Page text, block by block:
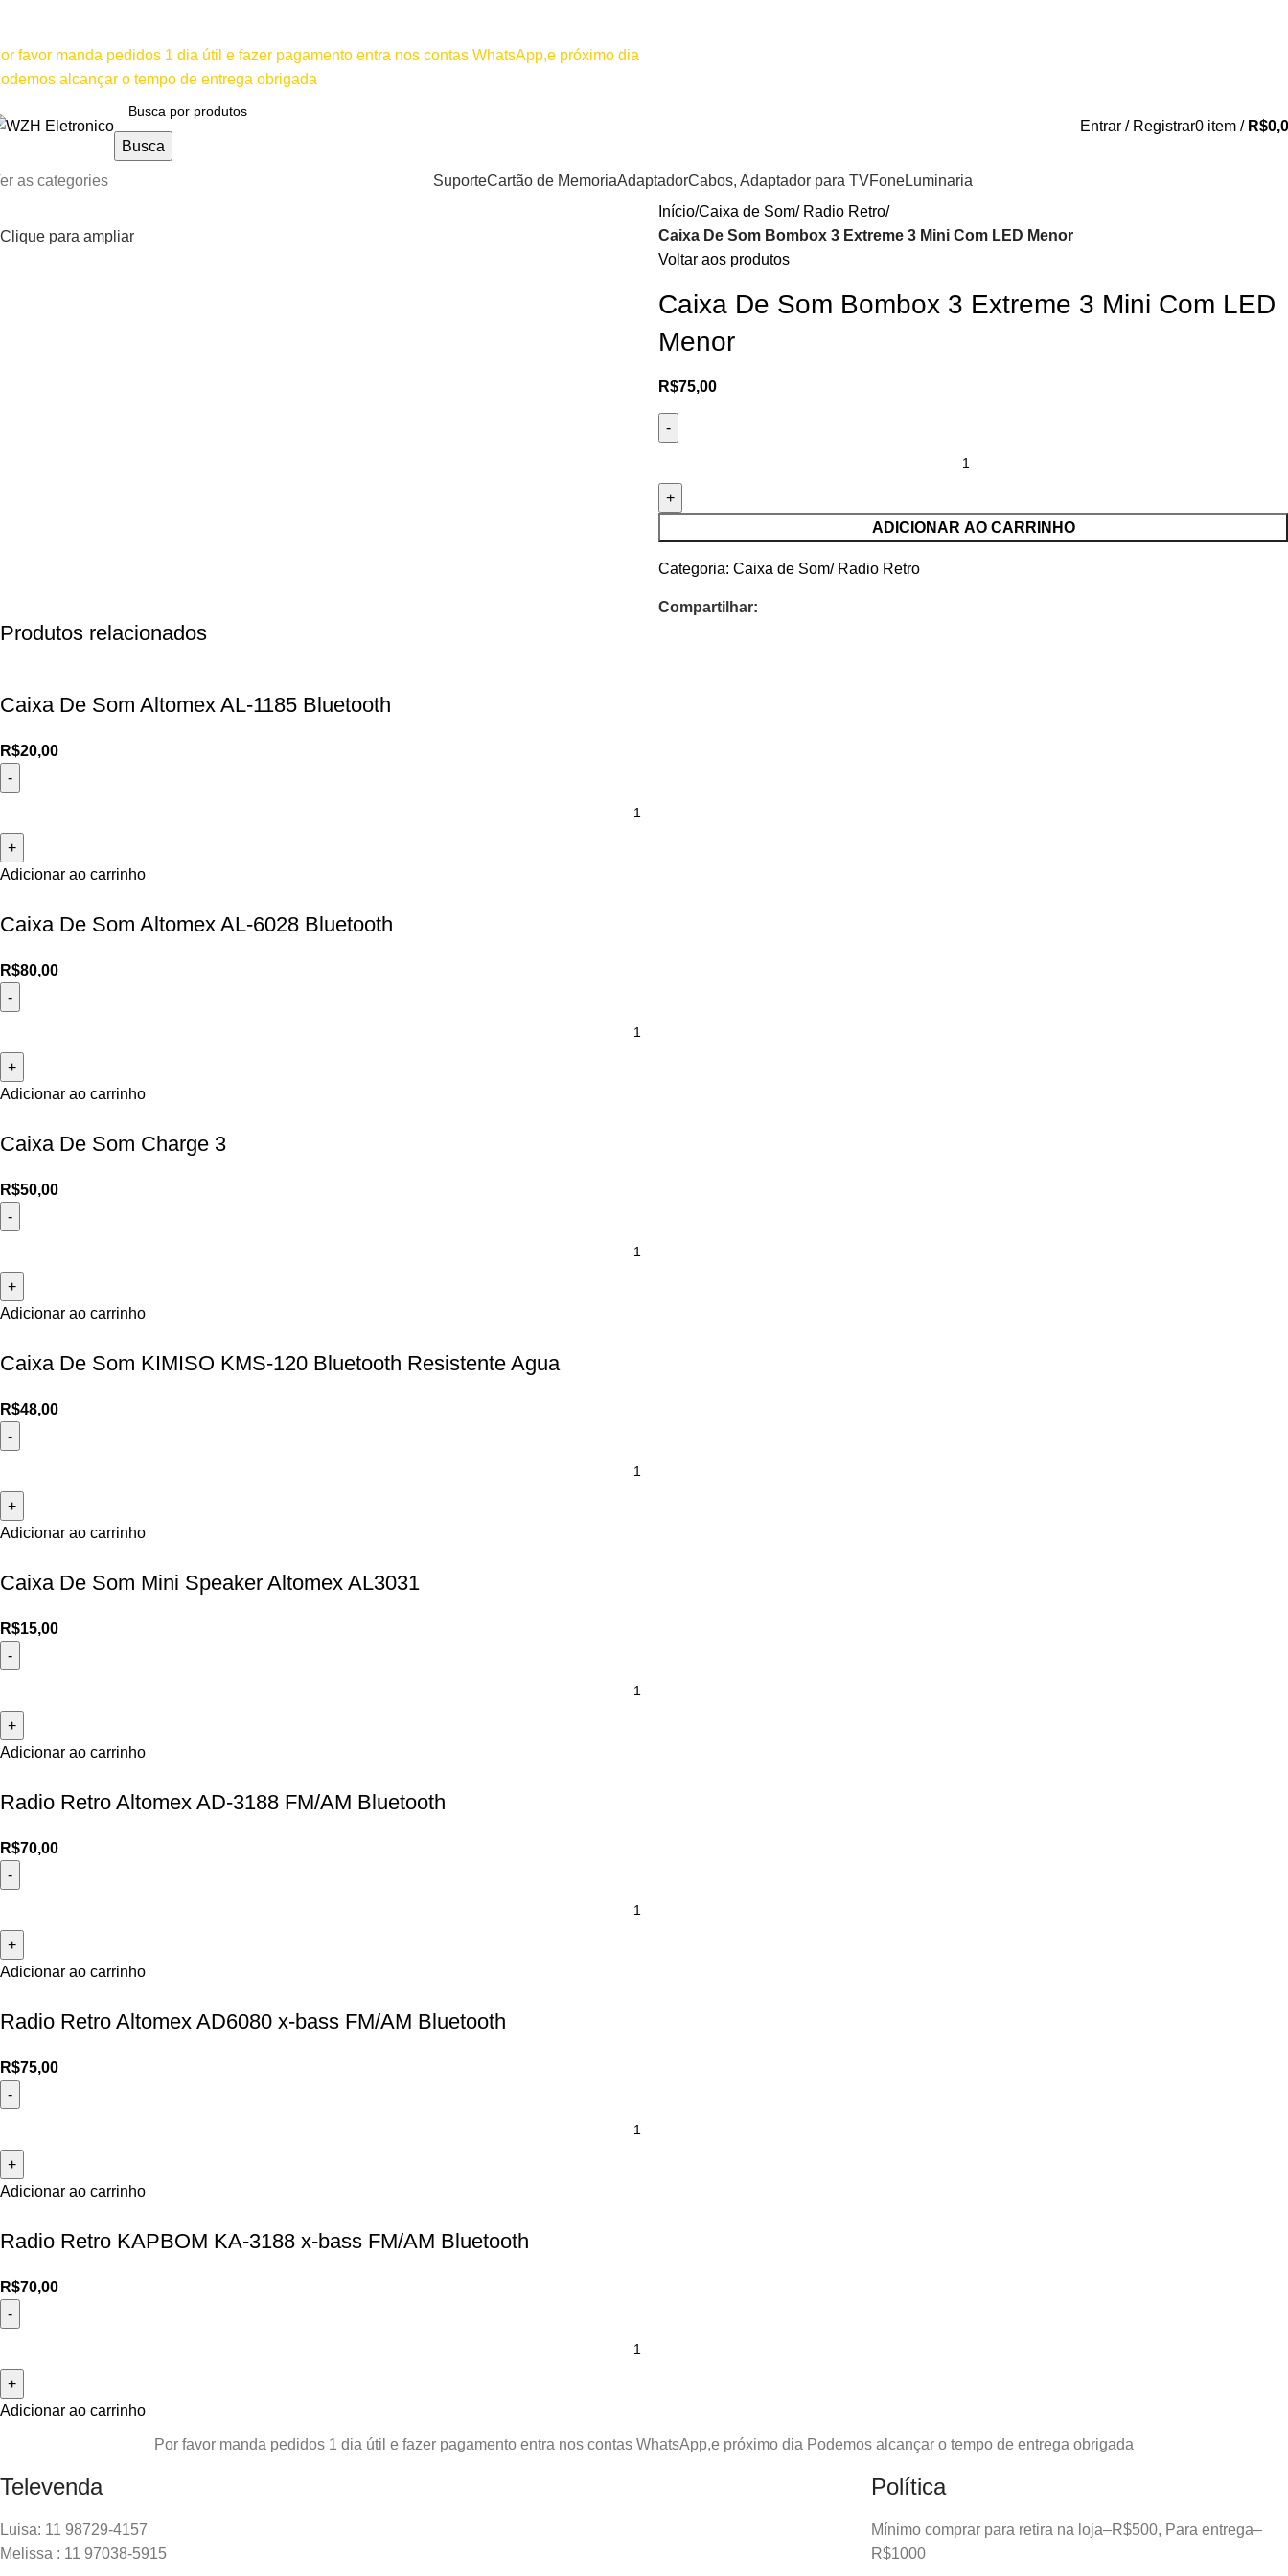
favor manda pedidos 1 dia útil e fazer pagamento entra nos contas WhatsApp,e próximo dia
alcançar o tempo de entrega obrigada
Busca
Entrar / Registrar0 item / R$
as categories SuporteCartão de MemoriaAdaptadorCabos, Adaptador para TVFoneLuminaria
Clique para ampliar
Início Caixa de Som/ Radio Retro
Caixa De Som Bombox 3 Extreme 3 Mini Com LED Menor
Voltar aos produtos
Caixa De Som Bombox 3 Extreme 3 Mini Com LED
Menor
R$75,00
ADICIONAR AO CARRINHO
Categoria: Caixa de Som/ Radio Retro
Compartilhar:
Produtos relacionados
Caixa De Som Altomex AL-1185 Bluetooth
R$20,00
Adicionar ao carrinho
Caixa De Som Altomex AL-6028 Bluetooth
R$80,00
Adicionar ao carrinho
Caixa De Som Charge 3
R$50,00
Adicionar ao carrinho
Caixa De Som KIMISO KMS-120 Bluetooth Resistente Agua
R$48,00
Adicionar ao carrinho
Caixa De Som Mini Speaker Altomex AL3031
R$15,00
Adicionar ao carrinho
Radio Retro Altomex AD-3188 FM/AM Bluetooth
R$70,00
Adicionar ao carrinho
Radio Retro Altomex AD6080 x-bass FM/AM Bluetooth
R$75,00
Adicionar ao carrinho
Radio Retro KAPBOM KA-3188 x-bass FM/AM Bluetooth
R$70,00
Adicionar ao carrinho
Por favor manda pedidos 1 dia útil e fazer pagamento entra nos contas WhatsApp,e próximo dia Podemos alcançar o tempo de entrega obrigada
Televenda
Luisa: 11 98729-4157
Melissa : 11 97038-5915
Política
Mínimo comprar para retira na loja–R$500, Para entrega–
R$1000